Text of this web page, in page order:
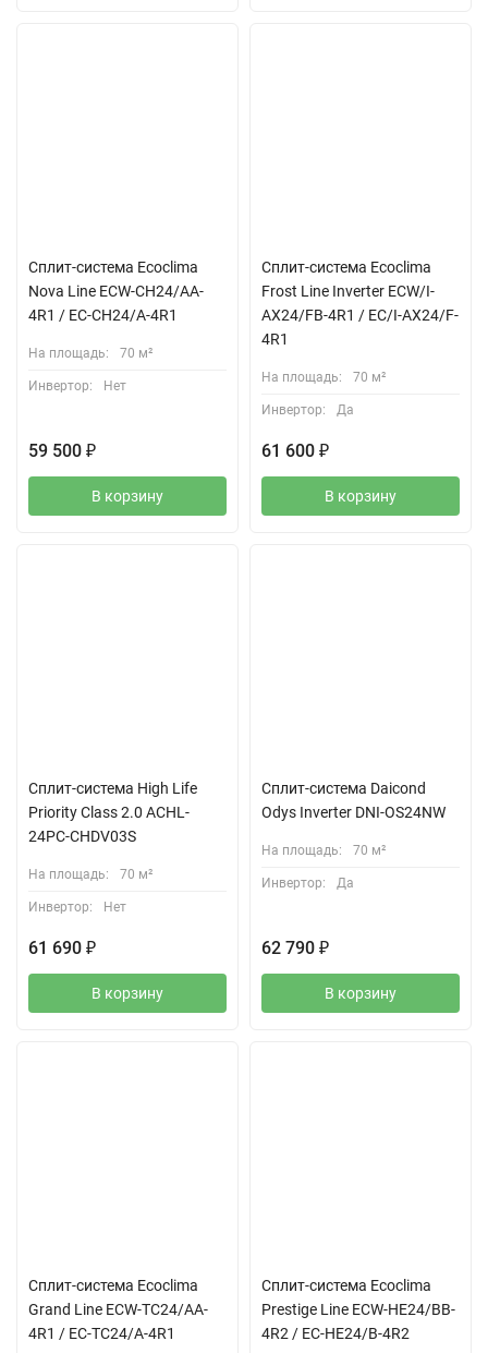
Сплит-система Ecoclima
Nova Line ECW-CH24/AA-
4R1 / EC-CH24/A-4R1
На площадь: 70 м²
Инвертор: Нет
59 500 ₽
В корзину
Сплит-система Ecoclima
Frost Line Inverter ECW/I-
AX24/FB-4R1 / EC/I-AX24/F-
4R1
На площадь: 70 м²
Инвертор: Да
61 600 ₽
В корзину
Сплит-система High Life
Priority Class 2.0 ACHL-
24PC-CHDV03S
На площадь: 70 м²
Инвертор: Нет
61 690 ₽
В корзину
Сплит-система Daicond
Odys Inverter DNI-OS24NW
На площадь: 70 м²
Инвертор: Да
62 790 ₽
В корзину
Сплит-система Ecoclima
Grand Line ECW-TC24/AA-
4R1 / EC-TC24/A-4R1
Сплит-система Ecoclima
Prestige Line ECW-HE24/BB-
4R2 / EC-HE24/B-4R2